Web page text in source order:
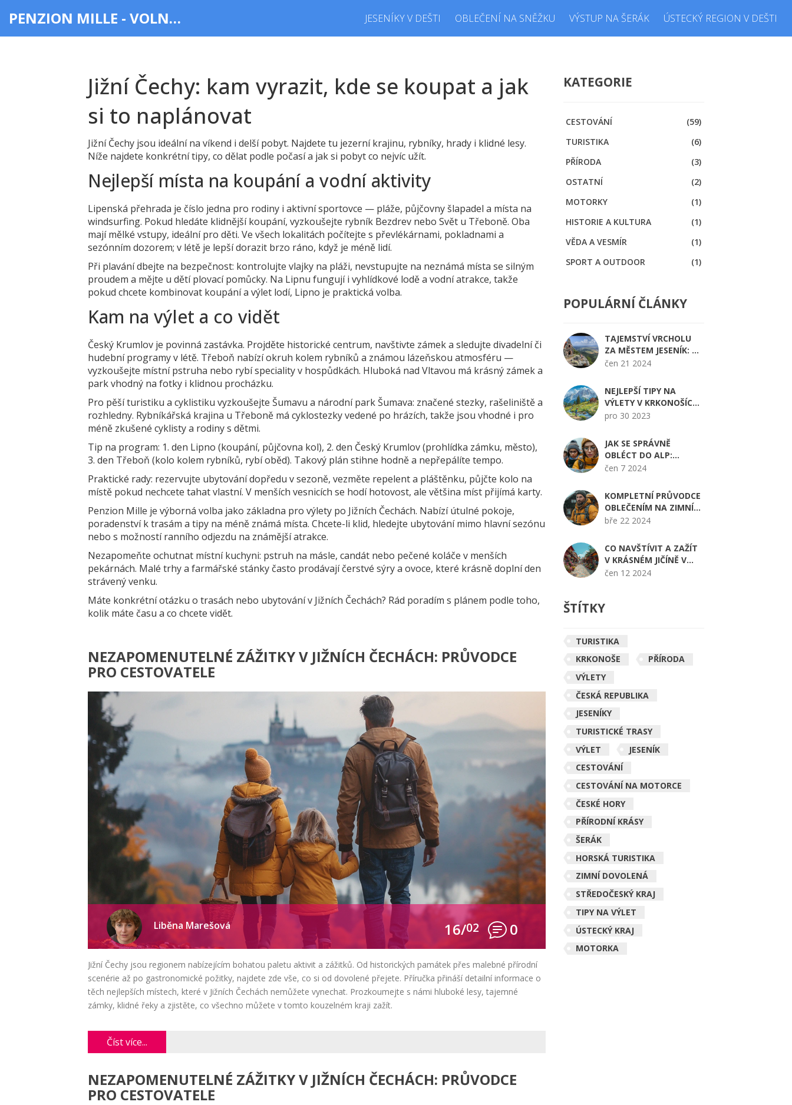
PENZION MILLE - VOLNÝ ČAS & ZÁBAVA JESENÍKY V DEŠTI OBLEČENÍ NA SNĚŽKU VÝSTUP NA ŠERÁK ÚSTECKÝ REGION V DEŠTI
Jižní Čechy: kam vyrazit, kde se koupat a jak
si to naplánovat
Jižní Čechy jsou ideální na víkend i delší pobyt. Najdete tu jezerní krajinu, rybníky, hrady i klidné lesy.
Níže najdete konkrétní tipy, co dělat podle počasí a jak si pobyt co nejvíc užít.
Nejlepší místa na koupání a vodní aktivity
Lipenská přehrada je číslo jedna pro rodiny i aktivní sportovce — pláže, půjčovny šlapadel a místa na
windsurfing. Pokud hledáte klidnější koupání, vyzkoušejte rybník Bezdrev nebo Svět u Třeboně. Oba
mají mělké vstupy, ideální pro děti. Ve všech lokalitách počítejte s převlékárnami, pokladnami a
sezónním dozorem; v létě je lepší dorazit brzo ráno, když je méně lidí.
Při plavání dbejte na bezpečnost: kontrolujte vlajky na pláži, nevstupujte na neznámá místa se silným
proudem a mějte u dětí plovací pomůcky. Na Lipnu fungují i vyhlídkové lodě a vodní atrakce, takže
pokud chcete kombinovat koupání a výlet lodí, Lipno je praktická volba.
Kam na výlet a co vidět
Český Krumlov je povinná zastávka. Projděte historické centrum, navštivte zámek a sledujte divadelní či
hudební programy v létě. Třeboň nabízí okruh kolem rybníků a známou lázeňskou atmosféru —
vyzkoušejte místní pstruha nebo rybí speciality v hospůdkách. Hluboká nad Vltavou má krásný zámek a
park vhodný na fotky i klidnou procházku.
Pro pěší turistiku a cyklistiku vyzkoušejte Šumavu a národní park Šumava: značené stezky, rašeliniště a
rozhledny. Rybníkářská krajina u Třeboně má cyklostezky vedené po hrázích, takže jsou vhodné i pro
méně zkušené cyklisty a rodiny s dětmi.
Tip na program: 1. den Lipno (koupání, půjčovna kol), 2. den Český Krumlov (prohlídka zámku, město),
3. den Třeboň (kolo kolem rybníků, rybí oběd). Takový plán stihne hodně a nepřepálíte tempo.
Praktické rady: rezervujte ubytování dopředu v sezoně, vezměte repelent a pláštěnku, půjčte kolo na
místě pokud nechcete tahat vlastní. V menších vesnicích se hodí hotovost, ale většina míst přijímá karty.
Penzion Mille je výborná volba jako základna pro výlety po Jižních Čechách. Nabízí útulné pokoje,
poradenství k trasám a tipy na méně známá místa. Chcete-li klid, hledejte ubytování mimo hlavní sezónu
nebo s možností ranního odjezdu na známější atrakce.
Nezapomeňte ochutnat místní kuchyni: pstruh na másle, candát nebo pečené koláče v menších
pekárnách. Malé trhy a farmářské stánky často prodávají čerstvé sýry a ovoce, které krásně doplní den
strávený venku.
Máte konkrétní otázku o trasách nebo ubytování v Jižních Čechách? Rád poradím s plánem podle toho,
kolik máte času a co chcete vidět.
NEZAPOMENUTELNÉ ZÁŽITKY V JIŽNÍCH ČECHÁCH: PRŮVODCE
PRO CESTOVATELE
Liběna Marešová 16/02 0
Jižní Čechy jsou regionem nabízejícím bohatou paletu aktivit a zážitků. Od historických památek přes malebné přírodní
scenérie až po gastronomické požitky, najdete zde vše, co si od dovolené přejete. Příručka přináší detailní informace o
těch nejlepších místech, které v Jižních Čechách nemůžete vynechat. Prozkoumejte s námi hluboké lesy, tajemné
zámky, klidné řeky a zjistěte, co všechno můžete v tomto kouzelném kraji zažít.
Číst více...
NEZAPOMENUTELNÉ ZÁŽITKY V JIŽNÍCH ČECHÁCH: PRŮVODCE
PRO CESTOVATELE
KATEGORIE
CESTOVÁNÍ
(59)
TURISTIKA
(6)
PŘÍRODA
(3)
OSTATNÍ
(2)
MOTORKY
(1)
HISTORIE A KULTURA
(1)
VĚDA A VESMÍR
(1)
SPORT A OUTDOOR
(1)
POPULÁRNÍ ČLÁNKY
TAJEMSTVÍ VRCHOLU
ZA MĚSTEM JESENÍK: CO
VÁS ČEKÁ NA KOPCI
čen 21 2024
NEJLEPŠÍ TIPY NA
VÝLETY V KRKONOŠÍCH:
PŘÍRODA, TURISTIKA A
pro 30 2023
JAK SE SPRÁVNĚ
OBLÉCT DO ALP:
PRAKTICKÉ RADY A TIPY
čen 7 2024
KOMPLETNÍ PRŮVODCE
OBLEČENÍM NA ZIMNÍ
TURISTIKU: TIPŮ A
bře 22 2024
CO NAVŠTÍVIT A ZAŽÍT
V KRÁSNÉM JIČÍNĚ V
ROCE 2024
čen 12 2024
ŠTÍTKY
TURISTIKA
KRKONOŠE
PŘÍRODA
VÝLETY
ČESKÁ REPUBLIKA
JESENÍKY
TURISTICKÉ TRASY
VÝLET
JESENÍK
CESTOVÁNÍ
CESTOVÁNÍ NA MOTORCE
ČESKÉ HORY
PŘÍRODNÍ KRÁSY
ŠERÁK
HORSKÁ TURISTIKA
ZIMNÍ DOVOLENÁ
STŘEDOČESKÝ KRAJ
TIPY NA VÝLET
ÚSTECKÝ KRAJ
MOTORKA